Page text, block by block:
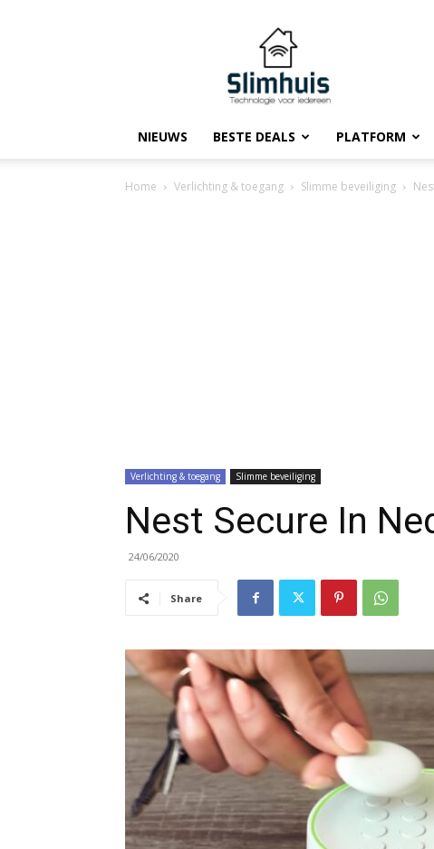
Slimhuis.tech
NIEUWS BESTE DEALS PLATFORM
Home Verlichting & toegang Slimme beveiliging
Verlichting & toegang Slimme beveiliging
Nest Secure In
24/06/2020
Share